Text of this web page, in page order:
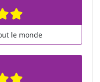
le monde